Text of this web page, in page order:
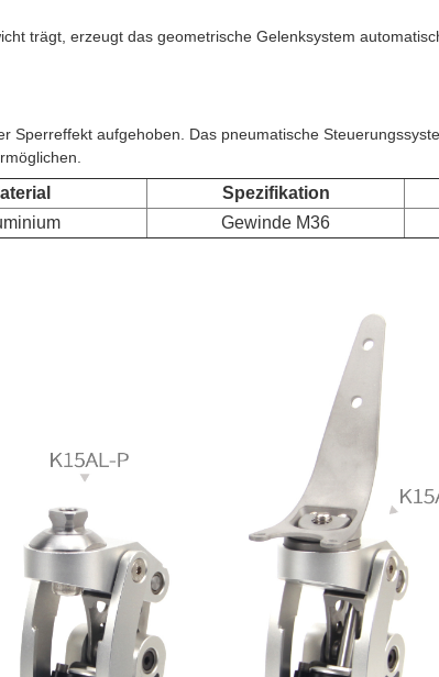
trägt, erzeugt das geometrische Gelenksystem
Sperreffekt aufgehoben. Das pneumatische
Spezifikation
Gewinde M36